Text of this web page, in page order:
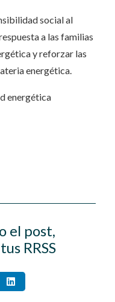
social al
a las familias
y reforzar las
energética.
energética
el post,
RRSS